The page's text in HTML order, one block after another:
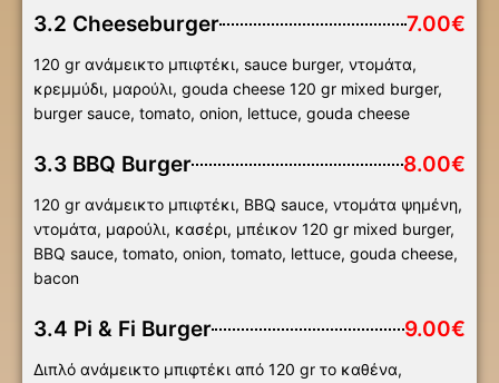
3.2 Cheeseburger 7.00€
120 gr ανάμεικτο μπιφτέκι, sauce burger, ντομάτα,
κρεμμύδι, μαρούλι, gouda cheese 120 gr mixed burger,
burger sauce, tomato, onion, lettuce, gouda cheese
3.3 BBQ Burger 8.00€
120 gr ανάμεικτο μπιφτέκι, BBQ sauce, ντομάτα ψημένη,
ντομάτα, μαρούλι, κασέρι, μπέικον 120 gr mixed burger,
BBQ sauce, tomato, onion, tomato, lettuce, gouda cheese,
bacon
3.4 Pi & Fi Burger 9.00€
Διπλό ανάμεικτο μπιφτέκι από 120 gr το καθένα,